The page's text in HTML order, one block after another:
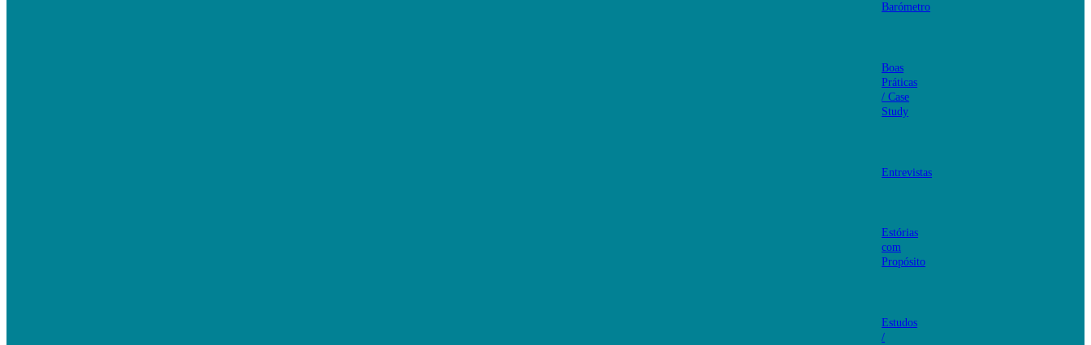
Barómetro
Boas
Práticas
/ Case
Study
Entrevistas
Estórias
com
Propósito
Estudos
/